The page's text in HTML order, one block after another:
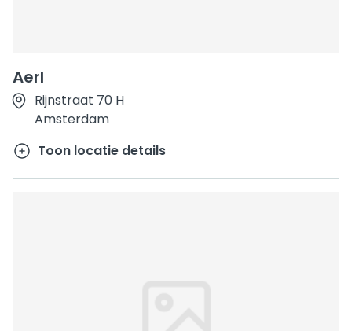
Aerl
Rijnstraat 70 H
Amsterdam
Toon locatie details